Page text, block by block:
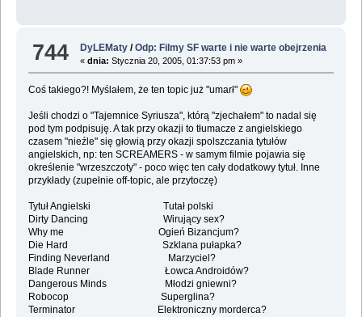
744 DyLEMaty /Odp: Filmy SF warte i nie warte obejrzenia
«dnia: Stycznia 20, 2005, 01:37:53 pm »
Coś takiego?! Myślałem, że ten topic już "umarł"
Jeśli chodzi o "Tajemnice Syriusza", którą "zjechałem" to nadal się
pod tym podpisuję. A tak przy okazji to tłumacze z angielskiego
czasem "nieźle" się głowią przy okazji spolszczania tytułów
angielskich, np: ten SCREAMERS - w samym filmie pojawia się
określenie "wrzeszczoty" - poco więc ten cały dodatkowy tytuł. Inne
przykłady (zupełnie off-topic, ale przytoczę)
Tytuł Angielski Tutał polski
Dirty Dancing Wirujący sex?
Why me Ogień Bizancjum?
Die Hard Szklana pułapka?
Finding Neverland Marzyciel?
Blade Runner Łowca Androidów?
Dangerous Minds Młodzi gniewni?
Robocop Superglina?
Terminator Elektroniczny morderca?